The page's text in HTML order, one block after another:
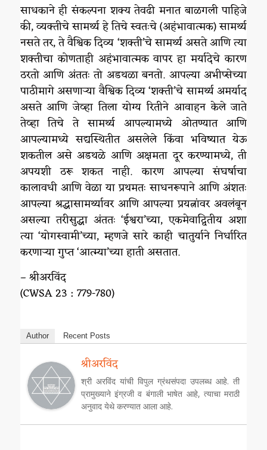
साधकाने ही संकल्पना शक्य तेवढी मनात बाळगली पाहिजे
की, व्यक्तीचे सामर्थ्य हे तिचे स्वतःचे (अहंभावात्मक) सामर्थ्य
नसते तर, ते वैश्विक दिव्य ‘शक्ती’चे सामर्थ्य असते आणि त्या
शक्तीचा कोणताही अहंभावात्मक वापर हा मर्यादेचे कारण
ठरतो आणि अंततः तो अडथळा बनतो. आपल्या अभीप्सेच्या
पाठीमागे असणाऱ्या वैश्विक दिव्य ‘शक्ती’चे सामर्थ्य अमर्याद
असते आणि जेव्हा तिला योग्य रितीने आवाहन केले जाते
तेव्हा तिचे ते सामर्थ्य आपल्यामध्ये ओतण्यात आणि
आपल्यामध्ये सद्यस्थितीत असलेले किंवा भविष्यात येऊ
शकतील असे अडथळे आणि अक्षमता दूर करण्यामध्ये, ती
अपयशी ठरू शकत नाही. कारण आपल्या संघर्षाचा
कालावधी आणि वेळा या प्रथमतः साधनरूपाने आणि अंशतः
आपल्या श्रद्धासामर्थ्यावर आणि आपल्या प्रयत्नांवर अवलंबून
असल्या तरीसुद्धा अंततः ‘ईश्वरा’च्या, एकमेवाद्वितीय अशा
त्या ‘योगस्वामी’च्या, म्हणजे सारे काही चातुर्याने निर्धारित
करणाऱ्या गुप्त ‘आत्म्या’च्या हाती असतात.
– श्रीअरविंद
(CWSA 23 : 779-780)
Author Recent Posts
श्रीअरविंद
श्री अरविंद यांची विपुल ग्रंथसंपदा उपलब्ध आहे. ती
प्रामुख्याने इंग्रजी व बंगाली भाषेत आहे, त्याचा मराठी
अनुवाद येथे करण्यात आला आहे.